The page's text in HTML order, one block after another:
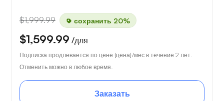
$1,999.99 сохранить 20%
$1,599.99 /для
Подписка продлевается по цене {цена}/мес в течение 2 лет.
Отменить можно в любое время.
Заказать